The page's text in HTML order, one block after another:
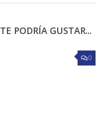
PODRÍA GUSTAR...
0